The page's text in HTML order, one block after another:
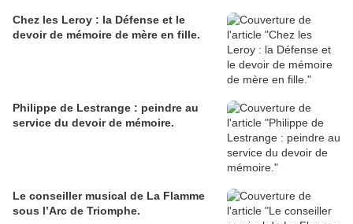
Chez les Leroy : la Défense et le
devoir de mémoire de mère en fille.
Philippe de Lestrange : peindre au
service du devoir de mémoire.
Le conseiller musical de La Flamme
sous l’Arc de Triomphe.